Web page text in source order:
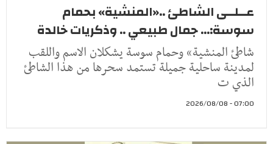
عــلــى الشاطئ ..«المنشية» بحمام
سوسة:... جمال طبيعي .. وذكريات خالدة
شاطئ المنشية» وحمام سوسة يشكلان الاسم واللقب
لمدينة ساحلية جميلة تستمد سحرها من هذا الشاطئ
الذي ت
07:00 - 2026/08/08